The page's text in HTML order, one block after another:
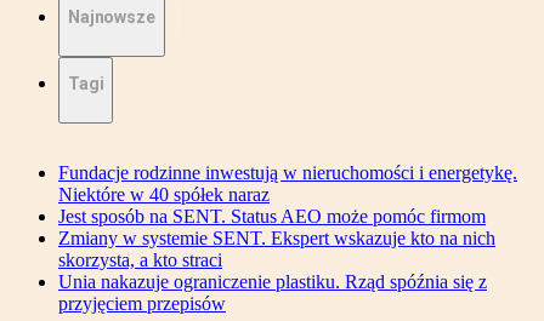
Najnowsze
Tagi
Fundacje rodzinne inwestują w nieruchomości i energetykę.
Niektóre w 40 spółek naraz
Jest sposób na SENT. Status AEO może pomóc firmom
Zmiany w systemie SENT. Ekspert wskazuje kto na nich
skorzysta, a kto straci
Unia nakazuje ograniczenie plastiku. Rząd spóźnia się z
przyjęciem przepisów